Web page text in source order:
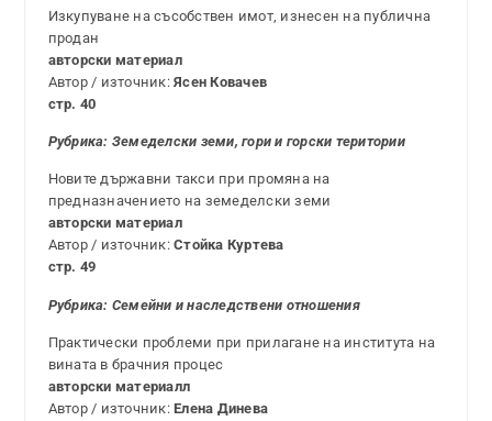
Изкупуване на съсобствен имот, изнесен на публична
продан
авторски материал
Автор / източник:Ясен Ковачев
стр. 40
Рубрика: Земеделски земи, гори и горски територии
Новите държавни такси при промяна на
предназначението на земеделски земи
авторски материал
Автор / източник:Стойка Куртева
стр. 49
Рубрика: Семейни и наследствени отношения
Практически проблеми при прилагане на института на
вината в брачния процес
авторски материалл
Автор / източник:Елена Динева